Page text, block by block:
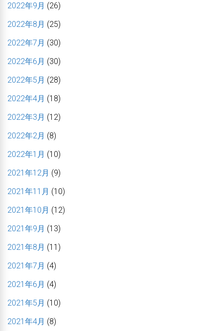
2022年9月 (26)
2022年8月 (25)
2022年7月 (30)
2022年6月 (30)
2022年5月 (28)
2022年4月 (18)
2022年3月 (12)
2022年2月 (8)
2022年1月 (10)
2021年12月 (9)
2021年11月 (10)
2021年10月 (12)
2021年9月 (13)
2021年8月 (11)
2021年7月 (4)
2021年6月 (4)
2021年5月 (10)
2021年4月 (8)